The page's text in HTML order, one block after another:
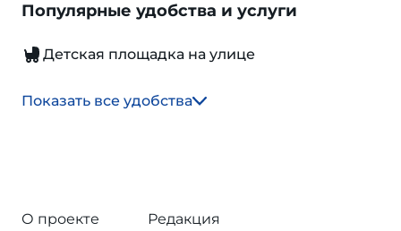
Популярные удобства и услуги
Детская площадка на улице
Показать все удобства
О проекте
Редакция